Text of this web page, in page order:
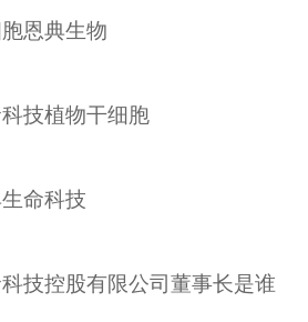
恩典生物
技植物干细胞
命科技
技控股有限公司董事长是谁